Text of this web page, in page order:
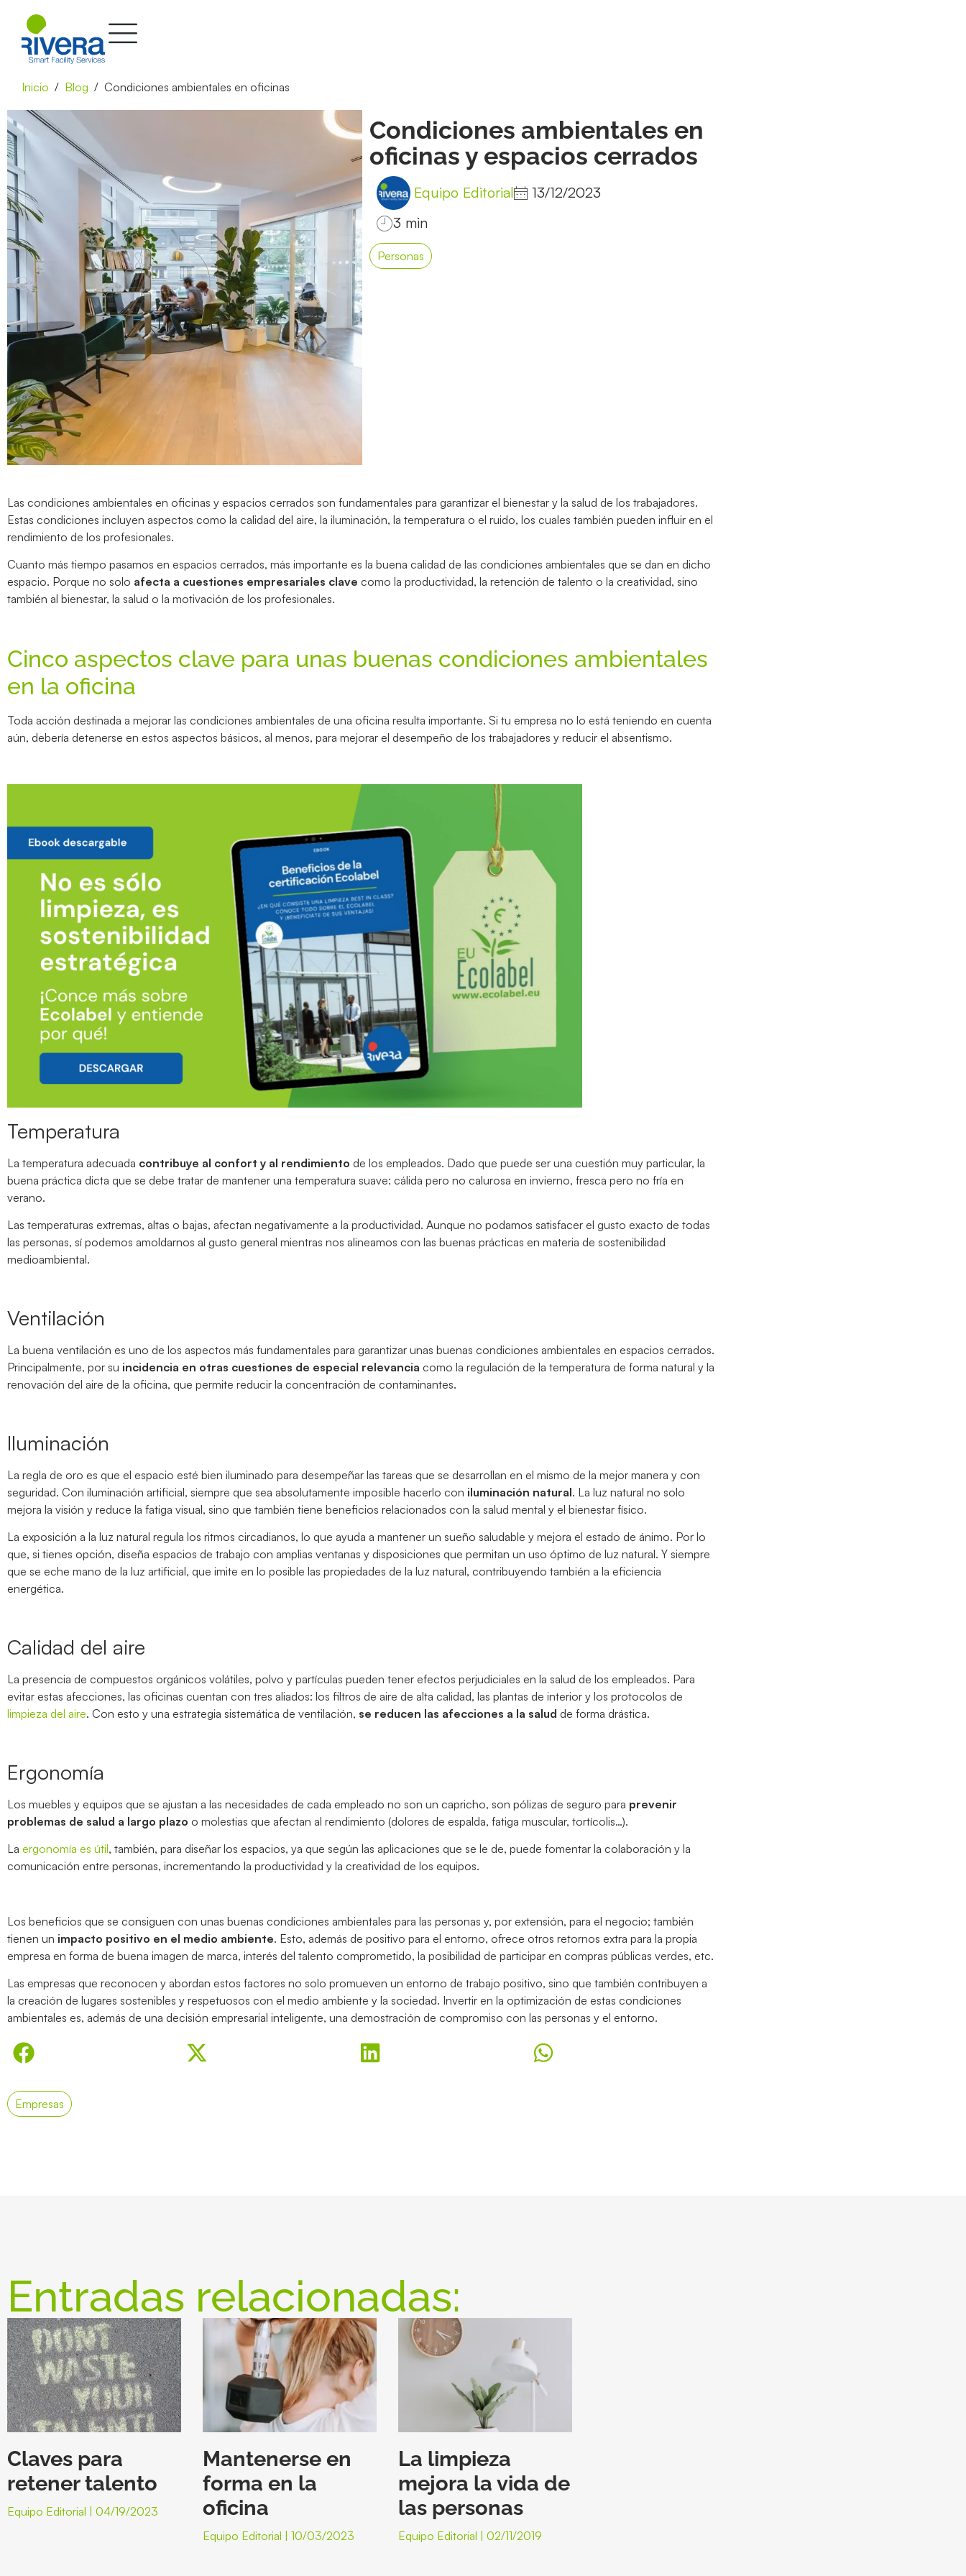
Inicio Blog Condiciones ambientales en oficinas
Condiciones ambientales en
oficinas y espacios cerrados
Equipo Editorial 13/12/2023
Personas
Las condiciones ambientales en oficinas y espacios cerrados son fundamentales para garantizar el bienestar y la salud de los trabajadores.
Estas condiciones incluyen aspectos como la calidad del aire, la iluminación, la temperatura o el ruido, los cuales también pueden influir en el
rendimiento de los profesionales.
Cuanto más tiempo pasamos en espacios cerrados, más importante es la buena calidad de las condiciones ambientales que se dan en dicho
espacio. Porque no solo afecta a cuestiones empresariales clave como la productividad, la retención de talento o la creatividad, sino
también al bienestar, la salud o la motivación de los profesionales.
Cinco aspectos clave para unas buenas condiciones ambientales
en la oficina
Toda acción destinada a mejorar las condiciones ambientales de una oficina resulta importante. Si tu empresa no lo está teniendo en cuenta
aún, debería detenerse en estos aspectos básicos, al menos, para mejorar el desempeño de los trabajadores y reducir el absentismo.
Temperatura
La temperatura adecuada contribuye al confort y al rendimiento de los empleados. Dado que puede ser una cuestión muy particular, la
buena práctica dicta que se debe tratar de mantener una temperatura suave: cálida pero no calurosa en invierno, fresca pero no fría en
verano.
Las temperaturas extremas, altas o bajas, afectan negativamente a la productividad. Aunque no podamos satisfacer el gusto exacto de todas
las personas, sí podemos amoldarnos al gusto general mientras nos alineamos con las buenas prácticas en materia de sostenibilidad
medioambiental.
Ventilación
La buena ventilación es uno de los aspectos más fundamentales para garantizar unas buenas condiciones ambientales en espacios cerrados.
Principalmente, por su incidencia en otras cuestiones de especial relevancia como la regulación de la temperatura de forma natural y la
renovación del aire de la oficina, que permite reducir la concentración de contaminantes.
Iluminación
La regla de oro es que el espacio esté bien iluminado para desempeñar las tareas que se desarrollan en el mismo de la mejor manera y con
seguridad. Con iluminación artificial, siempre que sea absolutamente imposible hacerlo con iluminación natural. La luz natural no solo
mejora la visión y reduce la fatiga visual, sino que también tiene beneficios relacionados con la salud mental y el bienestar físico.
La exposición a la luz natural regula los ritmos circadianos, lo que ayuda a mantener un sueño saludable y mejora el estado de ánimo. Por lo
que, si tienes opción, diseña espacios de trabajo con amplias ventanas y disposiciones que permitan un uso óptimo de luz natural. Y siempre
que se eche mano de la luz artificial, que imite en lo posible las propiedades de la luz natural, contribuyendo también a la eficiencia
energética.
Calidad del aire
La presencia de compuestos orgánicos volátiles, polvo y partículas pueden tener efectos perjudiciales en la salud de los empleados. Para
evitar estas afecciones, las oficinas cuentan con tres aliados: los filtros de aire de alta calidad, las plantas de interior y los protocolos de
limpieza del aire. Con esto y una estrategia sistemática de ventilación, se reducen las afecciones a la salud de forma drástica.
Ergonomía
Los muebles y equipos que se ajustan a las necesidades de cada empleado no son un capricho, son pólizas de seguro para prevenir
problemas de salud a largo plazo o molestias que afectan al rendimiento (dolores de espalda, fatiga muscular, tortícolis…).
La ergonomía es útil, también, para diseñar los espacios, ya que según las aplicaciones que se le de, puede fomentar la colaboración y la
comunicación entre personas, incrementando la productividad y la creatividad de los equipos.
Los beneficios que se consiguen con unas buenas condiciones ambientales para las personas y, por extensión, para el negocio; también
tienen un impacto positivo en el medio ambiente. Esto, además de positivo para el entorno, ofrece otros retornos extra para la propia
empresa en forma de buena imagen de marca, interés del talento comprometido, la posibilidad de participar en compras públicas verdes, etc.
Las empresas que reconocen y abordan estos factores no solo promueven un entorno de trabajo positivo, sino que también contribuyen a
la creación de lugares sostenibles y respetuosos con el medio ambiente y la sociedad. Invertir en la optimización de estas condiciones
ambientales es, además de una decisión empresarial inteligente, una demostración de compromiso con las personas y el entorno.
Empresas
Entradas relacionadas:
Claves para
retener talento
Equipo Editorial 04/19/2023
Mantenerse en
forma en la
oficina
Equipo Editorial 10/03/2023
La limpieza
mejora la vida de
las personas
Equipo Editorial 02/11/2019